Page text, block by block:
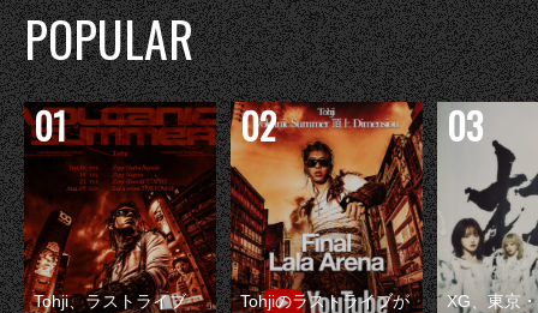
POPULAR
Tohji、ラストライブ
Tohjiのラストライブが
XG、東京